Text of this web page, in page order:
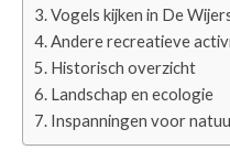
Vogels kijken in De
Andere recreatieve
Historisch overzicht
Landschap en ecologie
Inspanningen voor